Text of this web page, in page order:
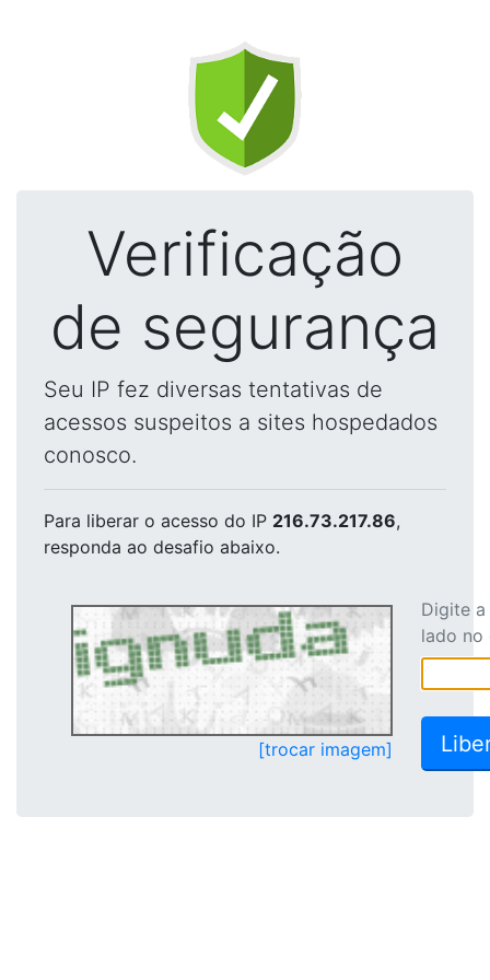
Verificação
de segurança
Seu IP fez diversas tentativas de
acessos suspeitos a sites hospedados
conosco.
Para liberar o acesso do IP 216.73.217.86,
responda ao desafio abaixo.
[trocar imagem]
Digite
lado no